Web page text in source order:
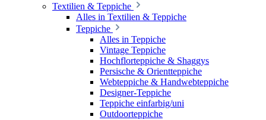
Textilien & Teppiche
Alles in Textilien & Teppiche
Teppiche
Alles in Teppiche
Vintage Teppiche
Hochflorteppiche & Shaggys
Persische & Orientteppiche
Webteppiche & Handwebteppiche
Designer-Teppiche
Teppiche einfarbig/uni
Outdoorteppiche